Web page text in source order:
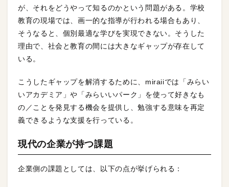
が、それをどうやって知るのかという問題がある。学校
教育の現場では、画一的な指導が行われる場合もあり、
そうなると、個別最適な学びを実現できない。そうした
理由で、社会と教育の間には大きなギャップが存在して
いる。
こうしたギャップを解消するために、miraiiでは「みらい
いアカデミア」や「みらいいパーク」を使って好きなも
の／ことを発見する機会を提供し、勉強する意味を再定
義できるような支援を行っている。
現代の企業が持つ課題
企業側の課題としては、以下の点が挙げられる：